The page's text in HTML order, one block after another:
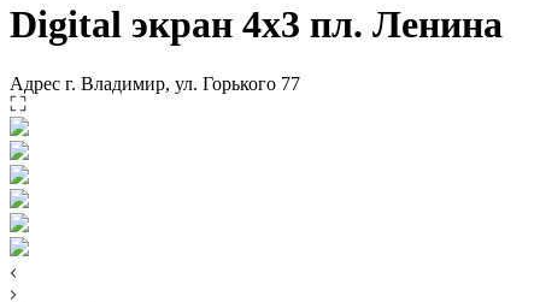
Digital экран 4х3 пл. Ленина
Адрес г. Владимир, ул. Горького 77